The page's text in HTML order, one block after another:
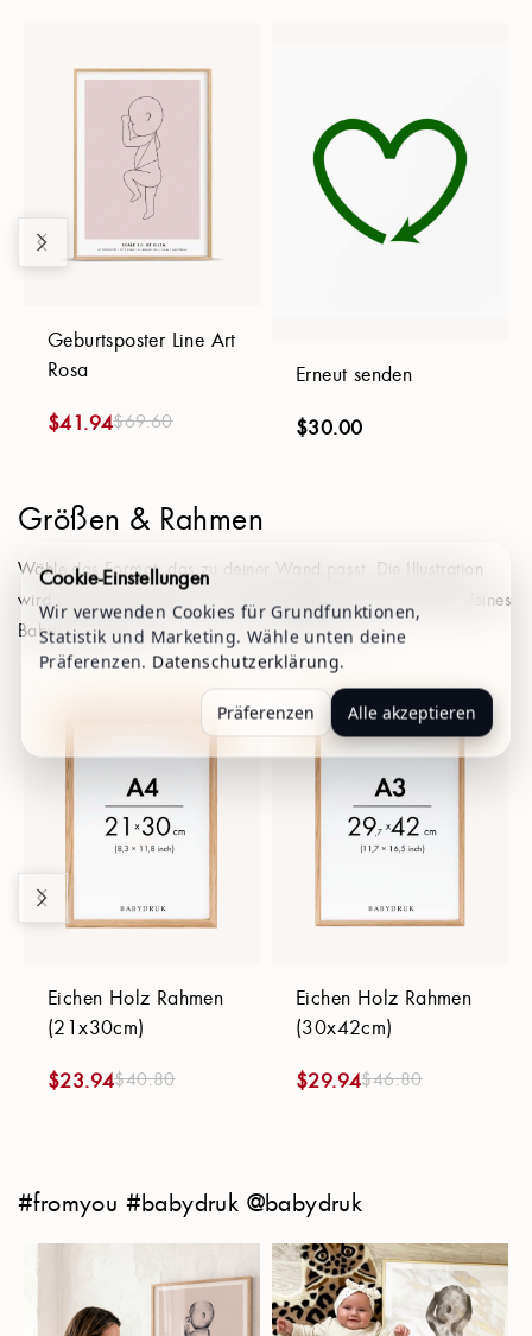
Geburtsposter Line Art
Rosa
$69.60
$41.94
Erneut senden
$30.00
Größen & Rahmen
Wähle das Format, das zu deiner Wand passt. Die Illustration
wird immer anhand der von dir angegebenen Körperlänge deines
Babys skaliert: B2 = 1:1, A3 = 1:2, A4 = 1:3.
Eichen Holz Rahmen
(21x30cm)
$40.80
$23.94
Eichen Holz Rahmen
(30x42cm)
$46.80
$29.94
#fromyou #babydruk @babydruk
Cookie-Einstellungen
Wir verwenden Cookies für Grundfunktionen,
Statistik und Marketing. Wähle unten deine
Präferenzen. Datenschutzerklärung.
Präferenzen Alle akzeptieren